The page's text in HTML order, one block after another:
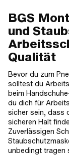
BGS
und
Qualität
Bevor du zum
solltest du
beim
du dich für
sicher sein, dass
sicheren Halt
Zuverlässigen
unbedingt tragen